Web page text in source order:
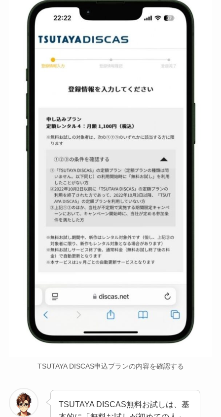
TSUTAYA DISCAS申込プランの内容を確認する
TSUTAYA DISCAS無料お試しは、基